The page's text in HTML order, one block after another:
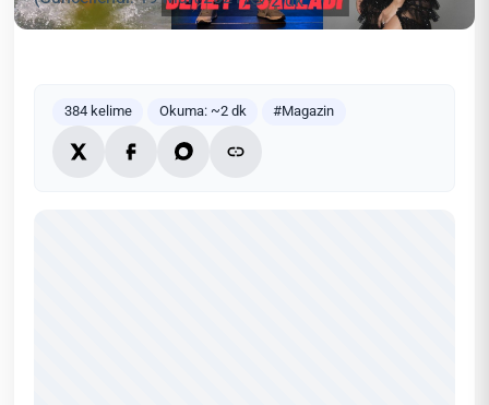
384 kelime Okuma: ~2 dk #Magazin